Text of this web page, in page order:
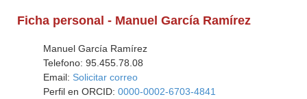
Ficha personal - Manuel García Ramírez
Manuel García Ramírez
Telefono: 95.455.78.08
Email: Solicitar correo
Perfil en ORCID: 0000-0002-6703-4841